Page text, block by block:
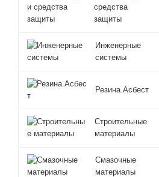
средства
защиты
Инженерные
системы
Резина.Асбест
Строительные
материалы
Смазочные
материалы